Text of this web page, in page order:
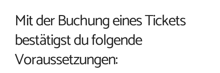
Mit der Buchung eines Tickets
bestätigst du folgende
Voraussetzungen: